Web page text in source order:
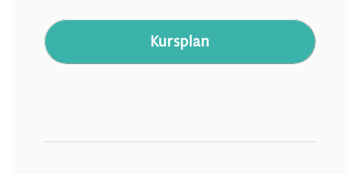
Kursplan